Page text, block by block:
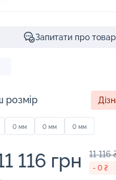
Запитати про товар
розмір
0 мм 0 мм 0 мм
116 грн 11 116
- 0 ₴